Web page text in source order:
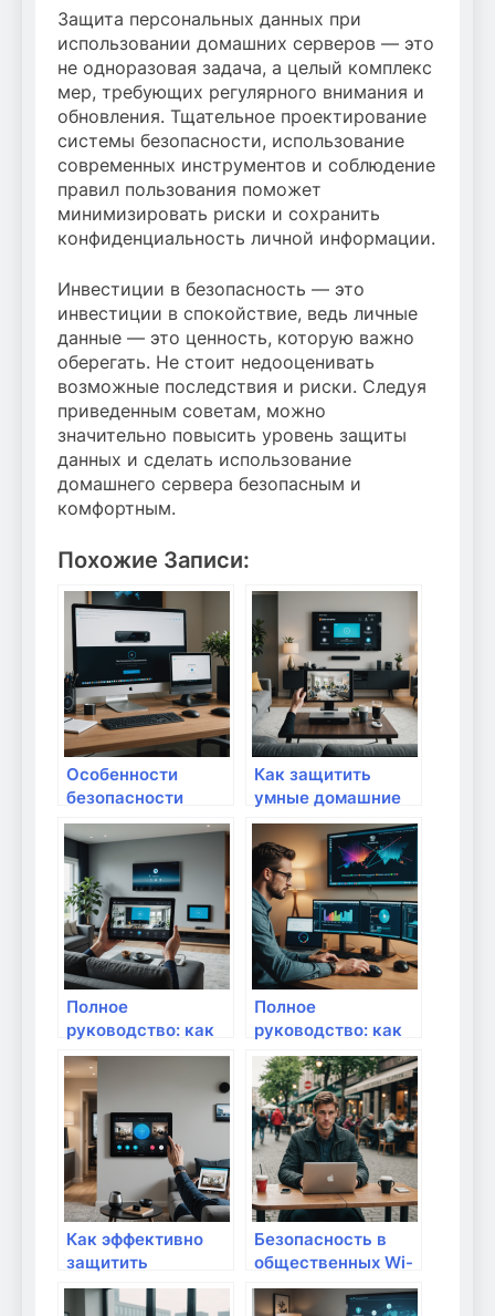
Защита персональных данных при
использовании домашних серверов — это
не одноразовая задача, а целый комплекс
мер, требующих регулярного внимания и
обновления. Тщательное проектирование
системы безопасности, использование
современных инструментов и соблюдение
правил пользования поможет
минимизировать риски и сохранить
конфиденциальность личной информации.
Инвестиции в безопасность — это
инвестиции в спокойствие, ведь личные
данные — это ценность, которую важно
оберегать. Не стоит недооценивать
возможные последствия и риски. Следуя
приведенным советам, можно
значительно повысить уровень защиты
данных и сделать использование
домашнего сервера безопасным и
комфортным.
Похожие Записи:
Особенности
безопасности
домашних
серверов и NAS
устройств: как
защитить свои
данные
Как защитить
умные домашние
устройства от
киберугроз:
практическое
руководство
Полное
руководство: как
защитить личные
данные при
взаимодействии с
приложениями
умного дома
Полное
руководство: как
эффективно
защитить личные
данные в
домашней сети
Как эффективно
защитить
приватность при
использовании
Безопасность в
общественных Wi-
Fi: как защитить
свои данные дома